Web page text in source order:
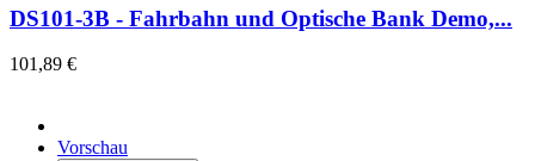
DS101-3B - Fahrbahn und Optische Bank Demo,...
101,89 €
Vorschau